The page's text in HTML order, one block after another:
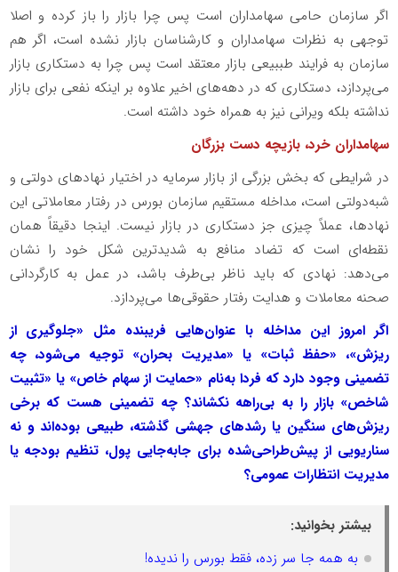
اگر سازمان حامی سهامداران است پس چرا بازار را باز کرده و اصلا
توجهی به نظرات سهامداران و کارشناسان بازار نشده است، اگر هم
سازمان به فرایند طببیعی بازار معتقد است پس چرا به دستکاری بازار
می‌پردازد، دستکاری که در دهه‌های اخیر علاوه بر اینکه نفعی برای بازار
نداشته بلکه ویرانی نیز به همراه خود داشته است.
سهامداران خرد، بازیچه دست بزرگان
در شرایطی که بخش بزرگی از بازار سرمایه در اختیار نهاد‌های دولتی و
شبه‌دولتی است، مداخله مستقیم سازمان بورس در رفتار معاملاتی این
نهادها، عملاً چیزی جز دستکاری در بازار نیست. اینجا دقیقاً همان
نقطه‌ای است که تضاد منافع به شدیدترین شکل خود را نشان
می‌دهد: نهادی که باید ناظر بی‌طرف باشد، در عمل به کارگردانی
صحنه معاملات و هدایت رفتار حقوقی‌ها می‌پردازد.
اگر امروز این مداخله با عنوان‌هایی فریبنده مثل «جلوگیری از
ریزش»، «حفظ ثبات» یا «مدیریت بحران» توجیه می‌شود، چه
تضمینی وجود دارد که فردا به‌نام «حمایت از سهام خاص» یا «تثبیت
شاخص» بازار را به بی‌راهه نکشاند؟ چه تضمینی هست که برخی
ریزش‌های سنگین یا رشد‌های جهشی گذشته، طبیعی بوده‌اند و نه
سناریویی از پیش‌طراحی‌شده برای جابه‌جایی پول، تنظیم بودجه یا
مدیریت انتظارات عمومی؟
بیشتر بخوانید:
به همه جا سر زده، فقط بورس را ندیده!